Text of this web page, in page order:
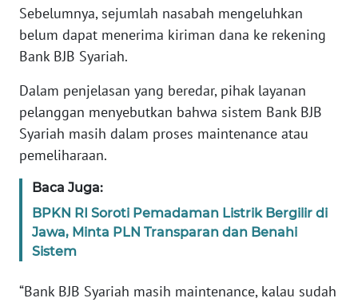
Sebelumnya, sejumlah nasabah mengeluhkan
belum dapat menerima kiriman dana ke rekening
Bank BJB Syariah.
Dalam penjelasan yang beredar, pihak layanan
pelanggan menyebutkan bahwa sistem Bank BJB
Syariah masih dalam proses maintenance atau
pemeliharaan.
Baca Juga:
BPKN RI Soroti Pemadaman Listrik Bergilir di
Jawa, Minta PLN Transparan dan Benahi
Sistem
“Bank BJB Syariah masih maintenance, kalau sudah
WN
JAKARTA
JABAR
WN
BANTEN
WN
NTT
WN